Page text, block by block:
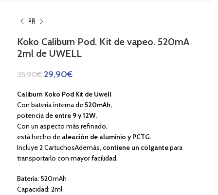
Koko Caliburn Pod. Kit de vapeo. 520mA
2ml de UWELL
35,90€ 29,90€
Caliburn Koko Pod Kit de Uwell
Con batería interna de520mAh,
potencia de entre 9 y 12W.
Con un aspecto más refinado,
está hecho de aleación de aluminio y PCTG.
Incluye 2 CartuchosAdemás, contiene un colgantepara
transportarlo con mayor facilidad.
Batería: 520mAh
Capacidad: 2ml